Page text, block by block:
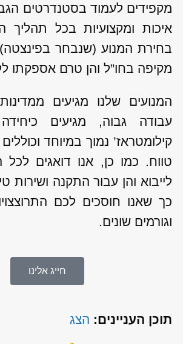
מקפידים לעמוד בסטנדרטים
איכות ומקצועיות בכל תהליך
בחירת המנוע (שנבחר
מקיפה בחו”ל והן טרם אספקתו
המנועים שלנו מגיעים
עבודה גבוה, מגיעים
קילומטראז’ נמוך במיוחד
טווח. כמו כן, אנו דואגים
לייבוא והן עבור התקנה ושירות
כך שאנו חוסכים לכם
וגורמים שונים.
חייג אלינו
תוכן העניינים: הצג